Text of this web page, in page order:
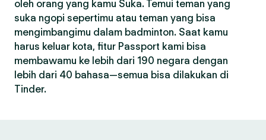
oleh orang yang kamu Suka. Temui teman yang
suka ngopi sepertimu atau teman yang bisa
mengimbangimu dalam badminton. Saat kamu
harus keluar kota, fitur Passport kami bisa
membawamu ke lebih dari 190 negara dengan
lebih dari 40 bahasa—semua bisa dilakukan di
Tinder.